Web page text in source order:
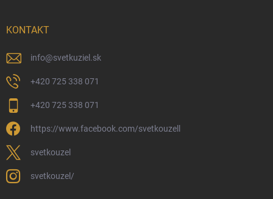
KONTAKT
info@svetkuziel.sk
+420 725 338 071
+420 725 338 071
https://www.facebook.com/svetkouzell
svetkouzel
svetkouzel/